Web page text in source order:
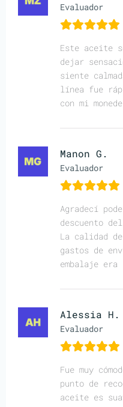
Evaluador
Este aceite
dejar
siente
línea fue
con mi
Manon G.
Evaluador
Agradecí
descuento
La calidad
gastos de
embalaje
Alessia H.
Evaluador
Fue muy
punto de
aceite es